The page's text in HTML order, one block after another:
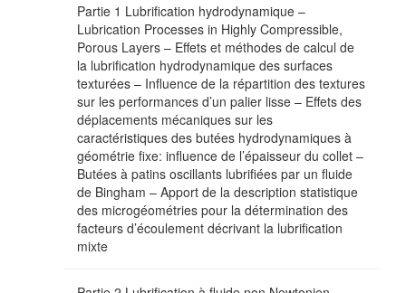
Partie 1 Lubrification hydrodynamique –
Lubrication Processes in Highly Compressible,
Porous Layers – Effets et méthodes de calcul de
la lubrification hydrodynamique des surfaces
texturées – Influence de la répartition des textures
sur les performances d’un palier lisse – Effets des
déplacements mécaniques sur les
caractéristiques des butées hydrodynamiques à
géométrie fixe: influence de l’épaisseur du collet –
Butées à patins oscillants lubrifiées par un fluide
de Bingham – Apport de la description statistique
des microgéométries pour la détermination des
facteurs d’écoulement décrivant la lubrification
mixte